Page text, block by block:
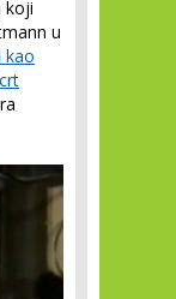
koji
u
kao